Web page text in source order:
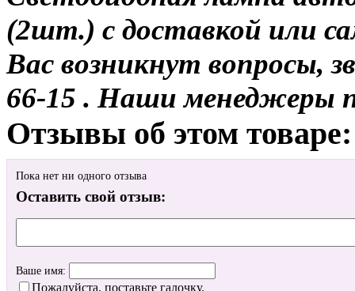
(2шт.) с доставкой или
Вас возникнут вопросы,
66-15 . Наши менеджеры
Отзывы об этом товаре:
Пока нет ни одного отзыва
Оставить свой отзыв:
Ваше имя:
Пожалуйста, поставьте галочку.